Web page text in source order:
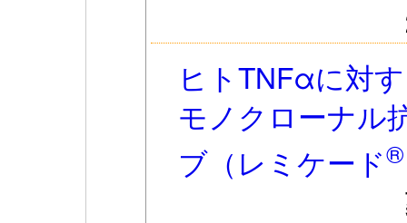
ヒトTNFαに対
モノクローナル
ブ（レミケード®